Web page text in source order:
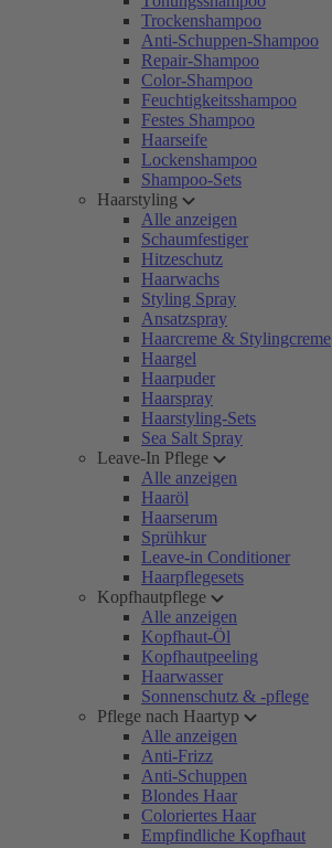
Trockenshampoo
Anti-Schuppen-Shampoo
Repair-Shampoo
Color-Shampoo
Feuchtigkeitsshampoo
Festes Shampoo
Haarseife
Lockenshampoo
Shampoo-Sets
Haarstyling
Alle anzeigen
Schaumfestiger
Hitzeschutz
Haarwachs
Styling Spray
Ansatzspray
Haarcreme & Stylingcreme
Haargel
Haarpuder
Haarspray
Haarstyling-Sets
Sea Salt Spray
Leave-In Pflege
Alle anzeigen
Haaröl
Haarserum
Sprühkur
Leave-in Conditioner
Haarpflegesets
Kopfhautpflege
Alle anzeigen
Kopfhaut-Öl
Kopfhautpeeling
Haarwasser
Sonnenschutz & -pflege
Pflege nach Haartyp
Alle anzeigen
Anti-Frizz
Anti-Schuppen
Blondes Haar
Coloriertes Haar
Empfindliche Kopfhaut